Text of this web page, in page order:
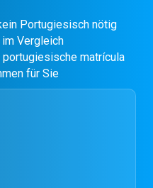
Portugiesisch nötig
Vergleich
matrícula
für Sie